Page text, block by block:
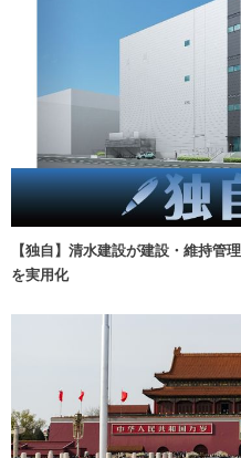
【独自】清水建設が建設・維持管
を実用化